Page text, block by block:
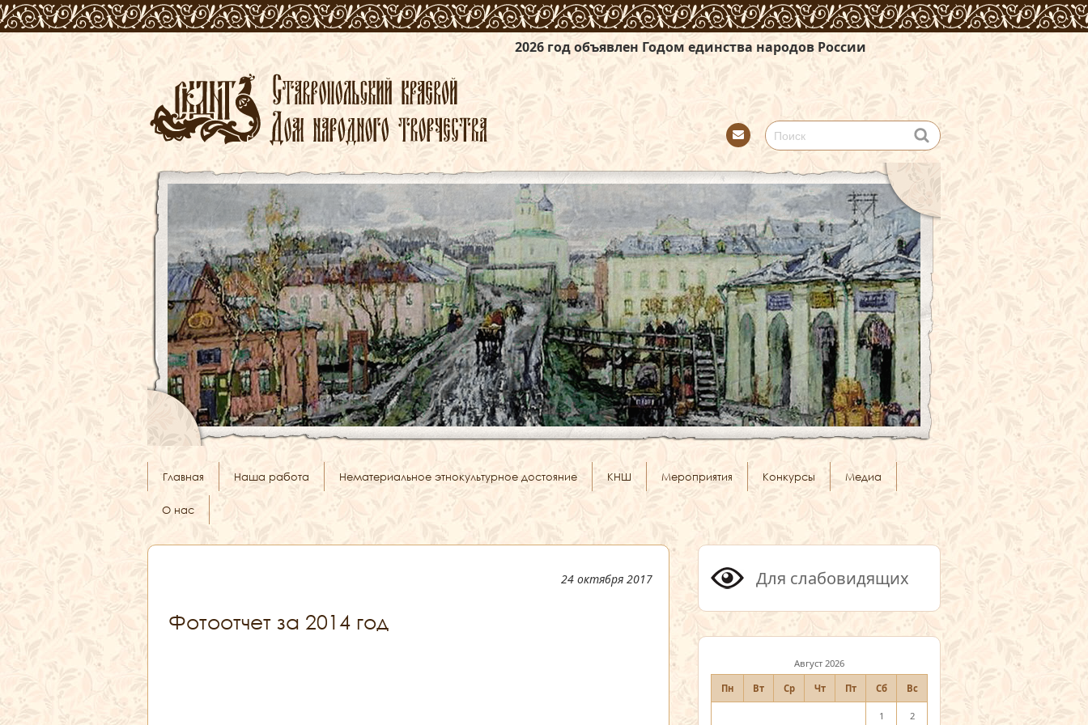
2026 год объявлен Годом единства народов России
tact
Главная Наша работа Нематериальное этнокультурное достояние КНШ Мероприятия Конкурсы Медиа
О нас
24 октября 2017
Фотоотчет за 2014 год
Для слабовидящих
Август 2026
Пн Вт Ср Чт Пт Сб Вс
1 2